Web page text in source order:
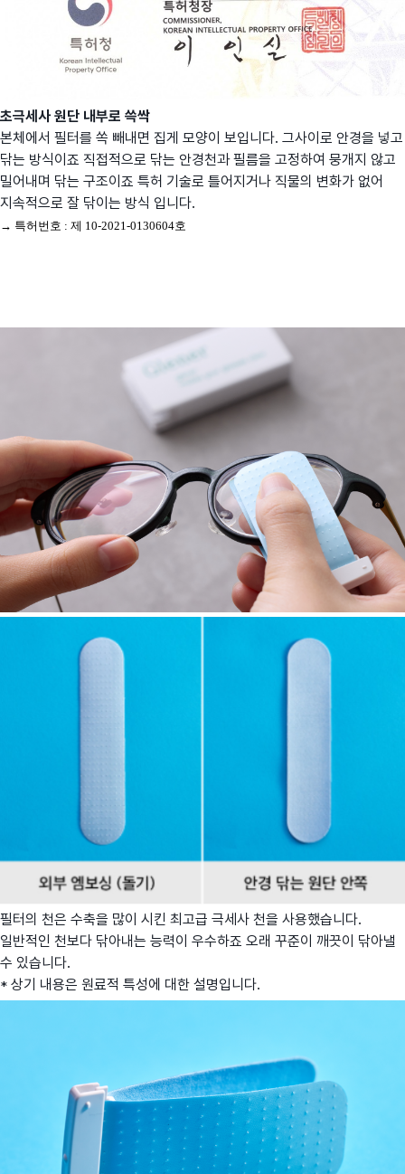
초극세사 원단 내부로 쓱싹
본체에서 필터를 쏙 빼내면 집게 모양이 보입니다. 그사이로 안경을 넣고
닦는 방식이죠 직접적으로 닦는 안경천과 필름을 고정하여 뭉개지 않고
밀어내며 닦는 구조이죠 특허 기술로 틀어지거나 직물의 변화가 없어
지속적으로 잘 닦이는 방식 입니다.
→ 특허번호 : 제 10-2021-0130604호
필터의 천은 수축을 많이 시킨 최고급 극세사 천을 사용했습니다.
일반적인 천보다 닦아내는 능력이 우수하죠 오래 꾸준이 깨끗이 닦아낼
수 있습니다.
* 상기 내용은 원료적 특성에 대한 설명입니다.